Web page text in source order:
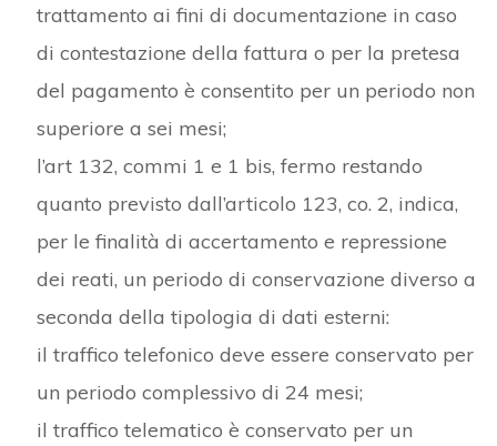
trattamento ai fini di documentazione in caso
di contestazione della fattura o per la pretesa
del pagamento è consentito per un periodo non
superiore a sei mesi;
l’art 132, commi 1 e 1 bis, fermo restando
quanto previsto dall’articolo 123, co. 2, indica,
per le finalità di accertamento e repressione
dei reati, un periodo di conservazione diverso a
seconda della tipologia di dati esterni:
il traffico telefonico deve essere conservato per
un periodo complessivo di 24 mesi;
il traffico telematico è conservato per un